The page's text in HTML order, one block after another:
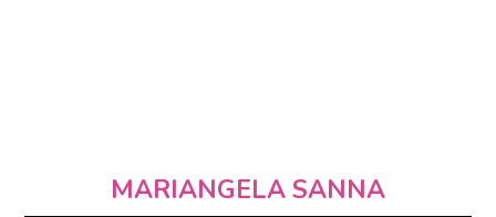
MARIANGELA SANNA